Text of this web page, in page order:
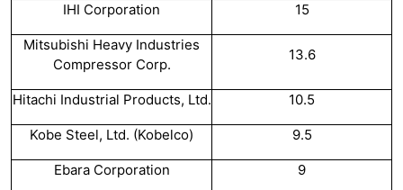
IHI Corporation 15
Mitsubishi Heavy Industries
Compressor Corp.
13.6
Hitachi Industrial Products, Ltd. 10.5
Kobe Steel, Ltd. (Kobelco) 9.5
Ebara Corporation 9